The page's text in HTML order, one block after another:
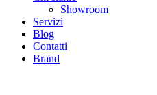
Showroom
Servizi
Blog
Contatti
Brand